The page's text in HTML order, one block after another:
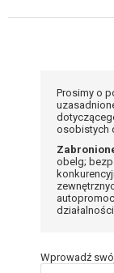
Prosimy o
osobistych
obelg;
Wprowadź